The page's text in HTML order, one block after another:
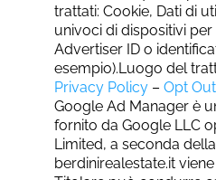
trattati: Cookie, Dati di
univoci di dispositivi
Advertiser ID o
esempio).Luogo del
Privacy Policy – Opt Out
Google Ad Manager è
fornito da Google LLC
Limited, a seconda
berdinirealestate.it